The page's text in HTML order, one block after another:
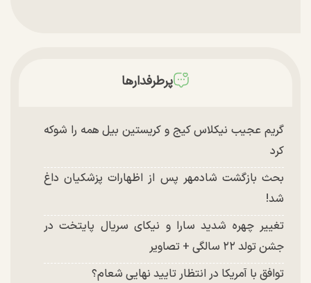
پرطرفدارها
گریم عجیب نیکلاس کیج و کریستین بیل همه را شوکه
کرد
بحث بازگشت شادمهر پس از اظهارات پزشکیان داغ
شد!
تغییر چهره شدید سارا و نیکای سریال پایتخت در
جشن تولد ۲۲ سالگی + تصاویر
توافق با آمریکا در انتظار تایید نهایی شعام؟